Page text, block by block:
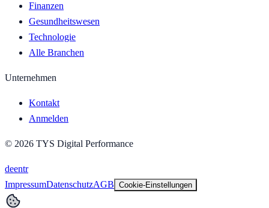
Finanzen
Gesundheitswesen
Technologie
Alle Branchen
Unternehmen
Kontakt
Anmelden
© 2026 TYS Digital Performance
deentr
ImpressumDatenschutzAGB Cookie-Einstellungen